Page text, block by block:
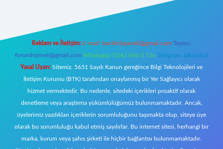
Reklam ve İletişim: E-mail: backlinkpaneli@gmail.com Teams:
forumhizmeti@gmail.com Whatsapp: 0262 606 0 726 Telegram: @karabul
Yasal Uyarı: Sitemiz, 5651 Sayılı Kanun gereğince Bilgi Teknolojileri ve
İletişim Kurumu (BTK) tarafından onaylanmış bir Yer Sağlayıcı olarak
hizmet vermektedir. Bu nedenle, sitedeki içerikleri proaktif olarak
denetleme veya araştırma yükümlülüğümüz bulunmamaktadır. Ancak,
üyelerimiz yazdıkları içeriklerin sorumluluğunu taşımakta olup, siteye üye
olarak bu sorumluluğu kabul etmiş sayılırlar. Bu internet sitesi, herhangi bir
marka, kurum veya şahıs şirketi ile hiçbir bağlantısı bulunmamaktadır.